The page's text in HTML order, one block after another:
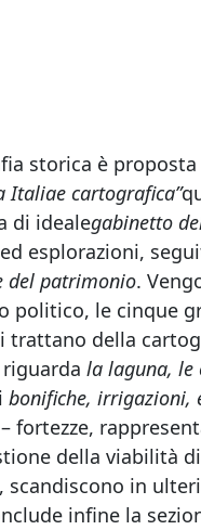
storica è proposta
Italiae cartografica”
di idealegabinetto
esplorazioni,
del patrimonio.
politico, le cinque
trattano della
la laguna, le
bonifiche, irrigazioni,
fortezze,
della viabilità
scandiscono in
infine la